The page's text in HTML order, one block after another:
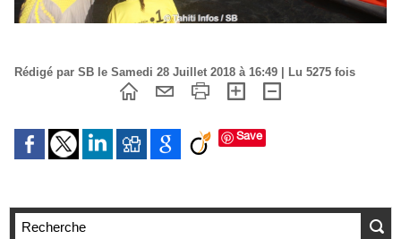
Rédigé par SB le Samedi 28 Juillet 2018 à 16:49 | Lu 5275 fois
Save